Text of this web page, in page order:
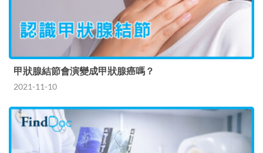
甲狀腺結節會演變成甲狀腺癌嗎？
2021-11-10